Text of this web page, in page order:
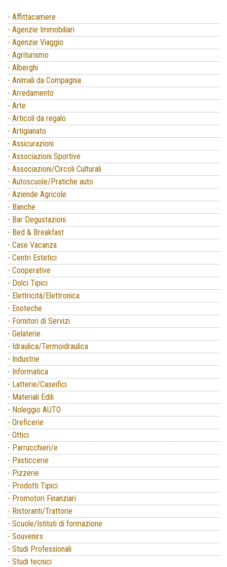
- Affittacamere
- Agenzie Immobiliari
- Agenzie Viaggio
- Agriturismo
- Alberghi
- Animali da Compagnia
- Arredamento
- Arte
- Articoli da regalo
- Artigianato
- Assicurazioni
- Associazioni Sportive
- Associazioni/Circoli Culturali
- Autoscuole/Pratiche auto
- Aziende Agricole
- Banche
- Bar Degustazioni
- Bed & Breakfast
- Case Vacanza
- Centri Estetici
- Cooperative
- Dolci Tipici
- Elettricità/Elettronica
- Enoteche
- Fornitori di Servizi
- Gelaterie
- Idraulica/Termoidraulica
- Industrie
- Informatica
- Latterie/Caseifici
- Materiali Edili
- Noleggio AUTO
- Oreficerie
- Ottici
- Parrucchieri/e
- Pasticcerie
- Pizzerie
- Prodotti Tipici
- Promotori Finanziari
- Ristoranti/Trattorie
- Scuole/Istituti di formazione
- Souvenirs
- Studi Professionali
- Studi tecnici